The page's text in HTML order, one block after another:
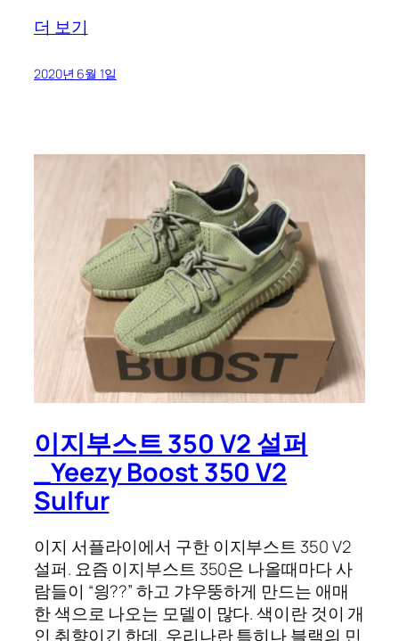
더 보기
2020년 6월 1일
이지부스트 350 V2 설퍼
_Yeezy Boost 350 V2
Sulfur
이지 서플라이에서 구한 이지부스트 350 V2
설퍼. 요즘 이지부스트 350은 나올때마다 사
람들이 “읭??” 하고 갸우뚱하게 만드는 애매
한 색으로 나오는 모델이 많다. 색이란 것이 개
인 취향이긴 한데. 우리나란 특히나 블랙의 민